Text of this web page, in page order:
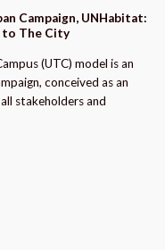
Campaign, UNHabitat:
to The City
(UTC) model is an
conceived as an
stakeholders and